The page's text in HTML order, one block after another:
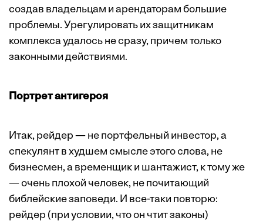
создав владельцам и арендаторам большие
проблемы. Урегулировать их защитникам
комплекса удалось не сразу, причем только
законными действиями.
Портрет антигероя
Итак, рейдер — не портфельный инвестор, а
спекулянт в худшем смысле этого слова, не
бизнесмен, а временщик и шантажист, к тому же
— очень плохой человек, не почитающий
библейские заповеди. И все-таки повторю:
рейдер (при условии, что он чтит законы)